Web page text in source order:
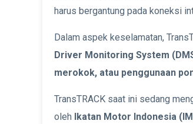
harus bergantung pada koneksi
Dalam aspek keselamatan,
Driver Monitoring System
merokok, atau penggunaan
TransTRACK saat ini sedang
oleh Ikatan Motor Indonesia